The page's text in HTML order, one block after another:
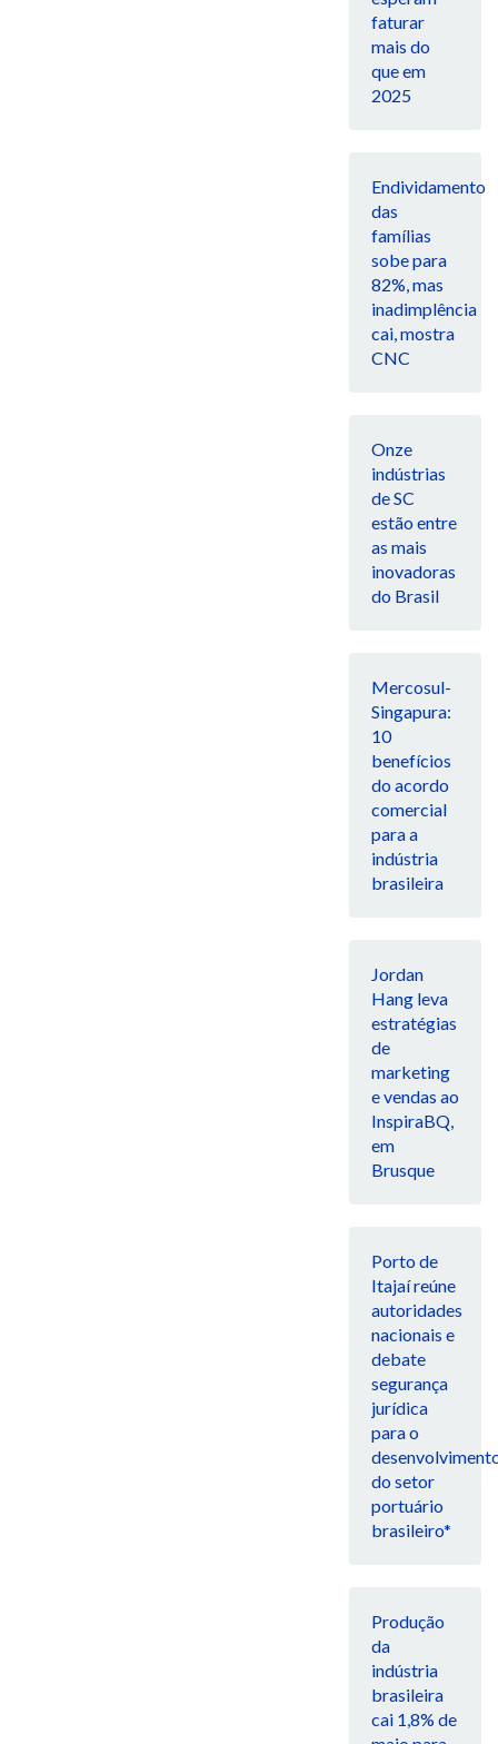
faturar
mais do
que em
2025
Endividamento
das
famílias
sobe para
82%, mas
inadimplência
cai, mostra
CNC
Onze
indústrias
de SC
estão entre
as mais
inovadoras
do Brasil
Mercosul-
Singapura:
10
benefícios
do acordo
comercial
para a
indústria
brasileira
Jordan
Hang leva
estratégias
de
marketing
e vendas ao
InspiraBQ,
em
Brusque
Porto de
Itajaí reúne
autoridades
nacionais e
debate
segurança
jurídica
para o
do setor
portuário
brasileiro*
Produção
da
indústria
brasileira
cai 1,8% de